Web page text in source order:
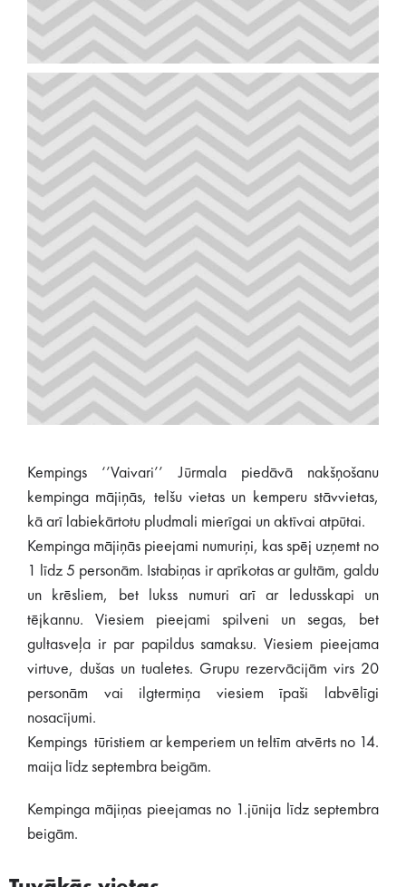
Kempings ‘’Vaivari’’ Jūrmala piedāvā nakšņošanu
kempinga mājiņās, telšu vietas un kemperu stāvvietas,
kā arī labiekārtotu pludmali mierīgai un aktīvai atpūtai.
Kempinga mājiņās pieejami numuriņi, kas spēj uzņemt no
1 līdz 5 personām. Istabiņas ir aprīkotas ar gultām, galdu
un krēsliem, bet lukss numuri arī ar ledusskapi un
tējkannu. Viesiem pieejami spilveni un segas, bet
gultasveļa ir par papildus samaksu. Viesiem pieejama
virtuve, dušas un tualetes. Grupu rezervācijām virs 20
personām vai ilgtermiņa viesiem īpaši labvēlīgi
nosacījumi.
Kempings tūristiem ar kemperiem un teltīm atvērts no 14.
maija līdz septembra beigām.
Kempinga mājiņas pieejamas no 1.jūnija līdz septembra
beigām.